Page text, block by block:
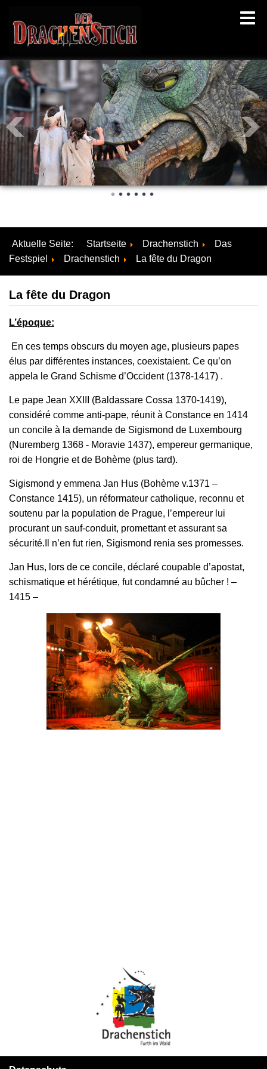
Aktuelle Seite: Startseite Drachenstich
Das
Festspiel
Drachenstich La fête du Dragon
La fête du Dragon
L’époque:
En ces temps obscurs du moyen age, plusieurs papes
élus par différentes instances, coexistaient. Ce qu’on
appela le Grand Schisme d’Occident (1378-1417) .
Le pape Jean XXIII (Baldassare Cossa 1370-1419),
considéré comme anti-pape, réunit à Constance en 1414
un concile à la demande de Sigismond de Luxembourg
(Nuremberg 1368 - Moravie 1437), empereur germanique,
roi de Hongrie et de Bohème (plus tard).
Sigismond y emmena Jan Hus (Bohème v.1371 –
Constance 1415), un réformateur catholique, reconnu et
soutenu par la population de Prague, l’empereur lui
procurant un sauf-conduit, promettant et assurant sa
sécurité.Il n’en fut rien, Sigismond renia ses promesses.
Jan Hus, lors de ce concile, déclaré coupable d’apostat,
schismatique et hérétique, fut condamné au bûcher ! –
1415 –